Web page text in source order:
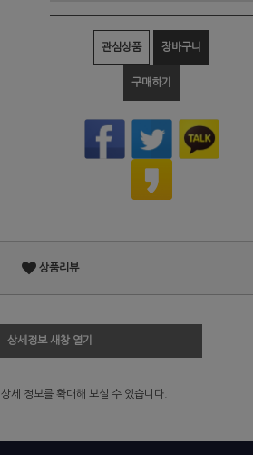
관심상품 장바구니
구매하기
상품리뷰
상세정보 새창 열기
상세 정보를 확대해 보실 수 있습니다.